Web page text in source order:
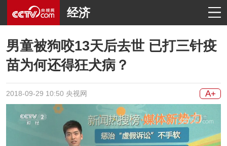
经济
男童被狗咬13天后去世 已打三针疫
苗为何还得狂犬病？
2018-09-29 10:50 央视网 A+